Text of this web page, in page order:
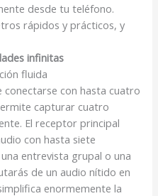
desde tu teléfono.
rápidos y prácticos, y
infinitas
fluida
conectarse con hasta cuatro
capturar cuatro
El receptor principal
con hasta siete
entrevista grupal o una
de un audio nítido en
enormemente la